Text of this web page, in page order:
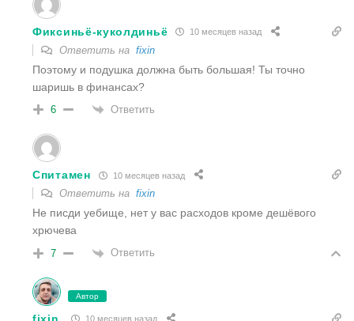
Фиксиньё-куколдиньё 10 месяцев назад
Ответить на fixin
Поэтому и подушка должна быть большая! Ты точно
шаришь в финансах?
6 Ответить
Спитамен 10 месяцев назад
Ответить на fixin
Не писди уебище, нет у вас расходов кроме дешёвого
хрючева
7 Ответить
Автор
fixin 10 месяцев назад